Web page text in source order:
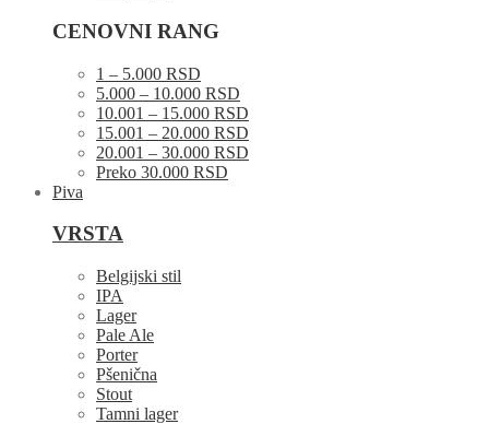
CENOVNI RANG
1 – 5.000 RSD
5.000 – 10.000 RSD
10.001 – 15.000 RSD
15.001 – 20.000 RSD
20.001 – 30.000 RSD
Preko 30.000 RSD
Piva
VRSTA
Belgijski stil
IPA
Lager
Pale Ale
Porter
Pšenična
Stout
Tamni lager